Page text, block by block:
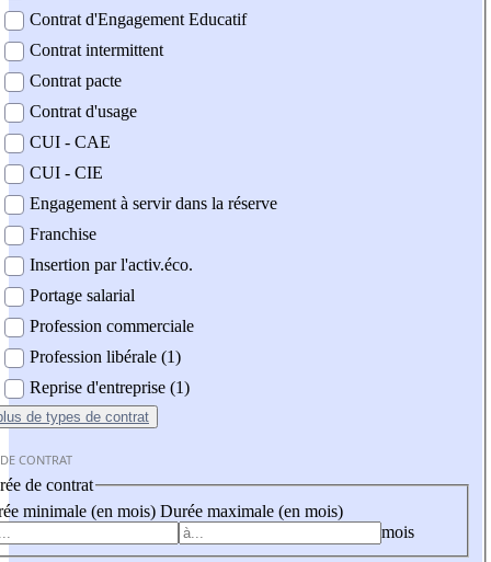
Contrat d'Engagement Educatif
Contrat intermittent
Contrat pacte
Contrat d'usage
CUI - CAE
CUI - CIE
Engagement à servir dans la réserve
Franchise
Insertion par l'activ.éco.
Portage salarial
Profession commerciale
Profession libérale (1)
Reprise d'entreprise (1)
de types de contrat
CONTRAT
de contrat
minimale (en mois) Durée maximale (en mois)
mois